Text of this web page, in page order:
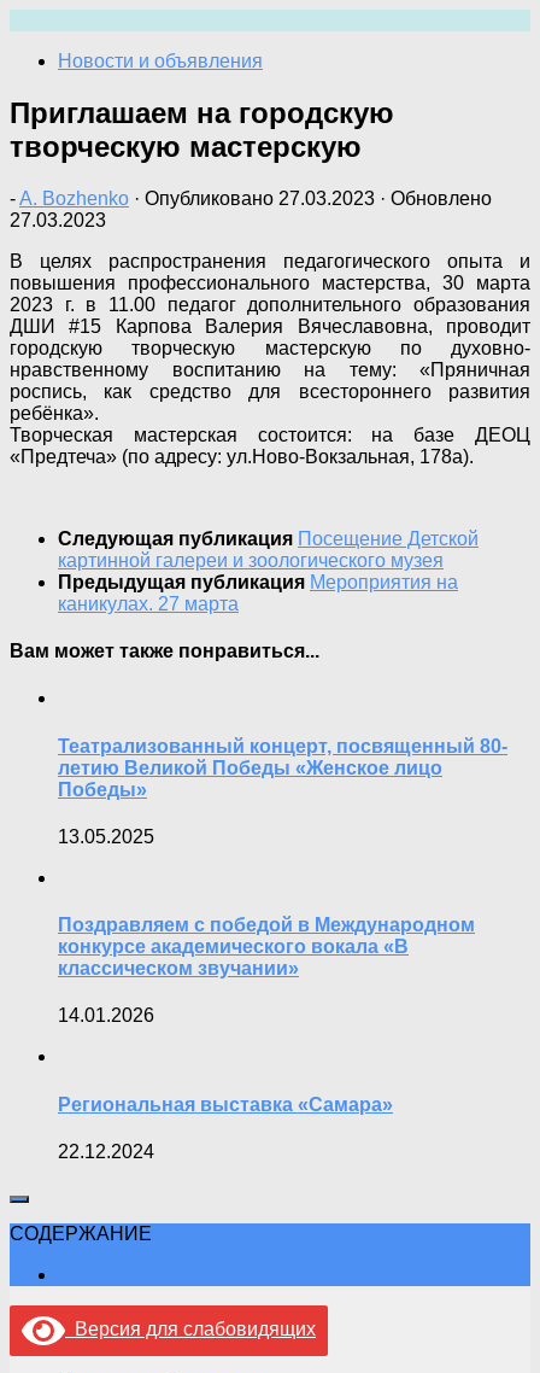
содержимому
Новости и объявления
Приглашаем на городскую
творческую мастерскую
-A. Bozhenko · Опубликовано 27.03.2023 · Обновлено
27.03.2023
В целях распространения педагогического опыта и
повышения профессионального мастерства, 30 марта
2023 г. в 11.00 педагог дополнительного образования
ДШИ #15 Карпова Валерия Вячеславовна, проводит
городскую творческую мастерскую по духовно-
нравственному воспитанию на тему: «Пряничная
роспись, как средство для всестороннего развития
ребёнка».
Творческая мастерская состоится: на базе ДЕОЦ
«Предтеча» (по адресу: ул.Ново-Вокзальная, 178а).
Следующая публикация Посещение Детской
картинной галереи и зоологического музея
Предыдущая публикация Мероприятия на
каникулах. 27 марта
Вам может также понравиться...
Театрализованный концерт, посвященный 80-
летию Великой Победы «Женское лицо
Победы»
13.05.2025
Поздравляем с победой в Международном
конкурсе академического вокала «В
классическом звучании»
14.01.2026
Региональная выставка «Самара»
22.12.2024
СОДЕРЖАНИЕ
Версия для слабовидящих